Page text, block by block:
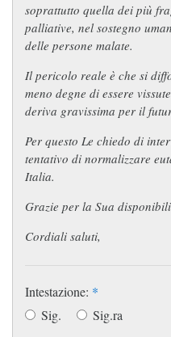
soprattutto quella dei più
palliative, nel sostegno
delle persone malate.
Il pericolo reale è che si
meno degne di essere
deriva gravissima per il
Per questo Le chiedo di
tentativo di normalizzare
Italia.
Grazie per la Sua
Cordiali saluti,
Intestazione: *
Sig.
Sig.ra